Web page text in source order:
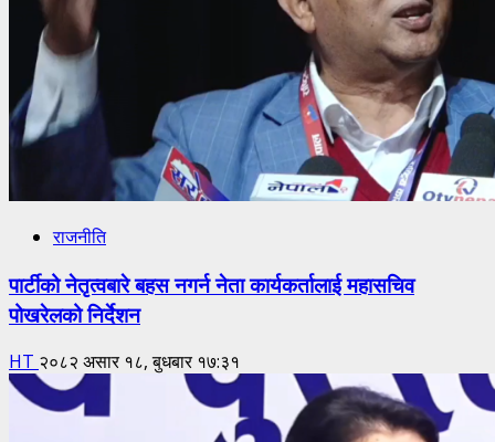
राजनीति
पार्टीको नेतृत्वबारे बहस नगर्न नेता कार्यकर्तालाई महासचिव
पोखरेलको निर्देशन
HT २०८२ असार १८, बुधबार १७:३१